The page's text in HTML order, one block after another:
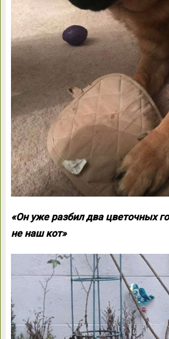
«Он уже разбил два цветочных
не наш кот»